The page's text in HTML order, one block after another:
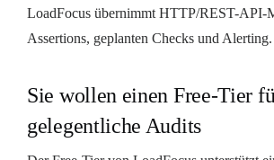
LoadFocus übernimmt HTTP/REST-API-
Assertions, geplanten Checks und
Sie wollen einen Free-Tier
gelegentliche Audits